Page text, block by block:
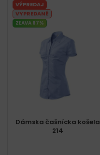
VÝPREDAJ
VYPREDANÉ
ZĽAVA 67%
Dámska čašnícka košela
214